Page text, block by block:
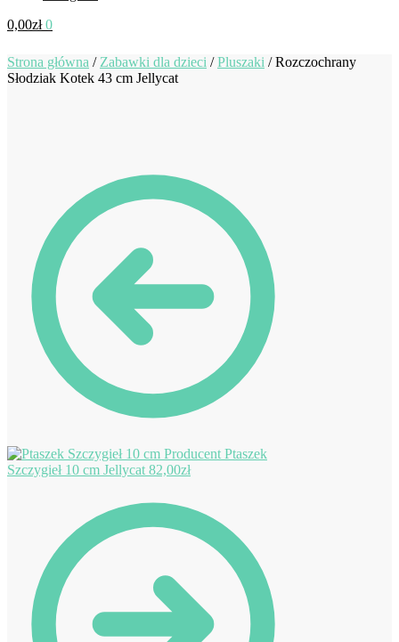
0,00zł 0
Strona główna / Zabawki dla dzieci /Pluszaki /Rozczochrany
Słodziak Kotek 43 cm Jellycat
Ptaszek
Szczygieł 10 cm Jellycat 82,00zł